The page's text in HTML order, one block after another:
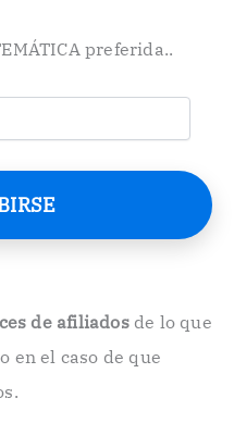
preferida..
de afiliadosde lo que
en el caso de que